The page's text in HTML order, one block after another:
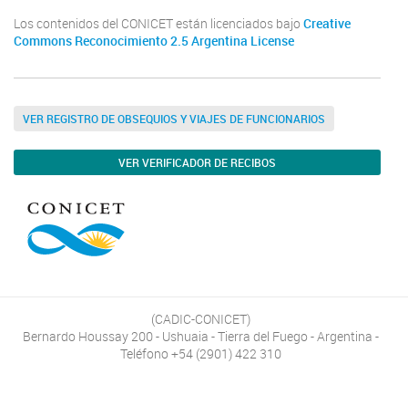
Los contenidos del CONICET están licenciados bajo Creative
Commons Reconocimiento 2.5 Argentina License
VER REGISTRO DE OBSEQUIOS Y VIAJES DE FUNCIONARIOS
VER VERIFICADOR DE RECIBOS
(CADIC-CONICET)
Bernardo Houssay 200 - Ushuaia - Tierra del Fuego - Argentina -
Teléfono +54 (2901) 422 310